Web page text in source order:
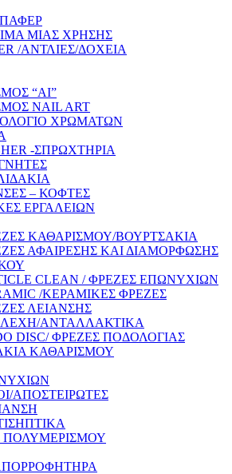
ΜΙΑΣ ΧΡΗΣΗΣ
/ΑΝΤΛΙΕΣ/ΔΟΧΕΙΑ
“AI”
NAIL ART
ΧΡΩΜΑΤΩΝ
-ΣΠΡΩΧΤΗΡΙΑ
– ΚΟΦΤΕΣ
ΕΡΓΑΛΕΙΩΝ
ΚΑΘΑΡΙΣΜΟΥ/ΒΟΥΡΤΣΑΚΙΑ
ΑΦΑΙΡΕΣΗΣ ΚΑΙ ΔΙΑΜΟΡΦΩΣΗΣ
CLEAN / ΦΡΕΖΕΣ ΕΠΩΝΥΧΙΩΝ
/ΚΕΡΑΜΙΚΕΣ ΦΡΕΖΕΣ
ΛΕΙΑΝΣΗΣ
ΑΝΤΑΛΛΑΚΤΙΚΑ
DISC/ ΦΡΕΖΕΣ ΠΟΔΟΛΟΓΙΑΣ
ΚΑΘΑΡΙΣΜΟΥ
ΑΠΟΣΤΕΙΡΩΤΕΣ